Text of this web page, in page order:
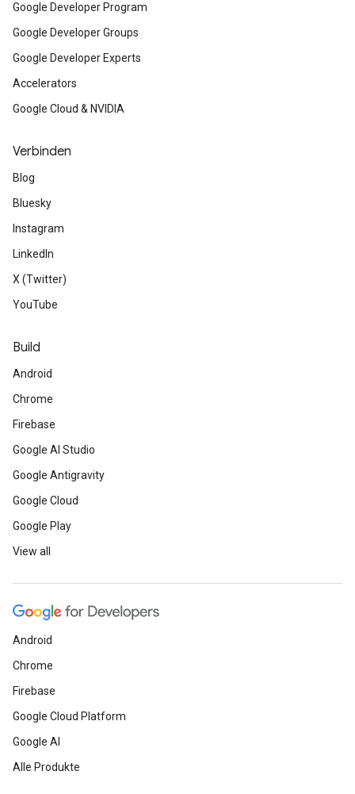
Google Developer Program
Google Developer Groups
Google Developer Experts
Accelerators
Google Cloud & NVIDIA
Verbinden
Blog
Bluesky
Instagram
LinkedIn
X (Twitter)
YouTube
Build
Android
Chrome
Firebase
Google AI Studio
Google Antigravity
Google Cloud
Google Play
View all
Android
Chrome
Firebase
Google Cloud Platform
Google AI
Alle Produkte